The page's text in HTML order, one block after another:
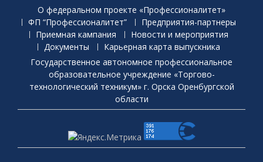
О федеральном проекте «Профессионалитет»
ФП “Профессионалитет”
Предприятия-партнеры
Приемная кaмпания
Новости и мероприятия
Документы
Карьерная карта выпускника
Государственное автономное профессиональное
образовательное учреждение «Торгово-
технологический техникум» г. Орска Оренбургской
области